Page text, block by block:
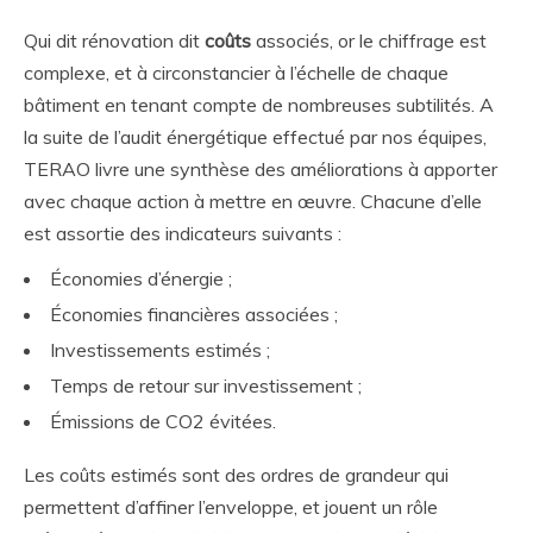
Qui dit rénovation dit coûts associés, or le chiffrage est
complexe, et à circonstancier à l’échelle de chaque
bâtiment en tenant compte de nombreuses subtilités. A
la suite de l’audit énergétique effectué par nos équipes,
TERAO livre une synthèse des améliorations à apporter
avec chaque action à mettre en œuvre. Chacune d’elle
est assortie des indicateurs suivants :
Économies d’énergie ;
Économies financières associées ;
Investissements estimés ;
Temps de retour sur investissement ;
Émissions de CO2 évitées.
Les coûts estimés sont des ordres de grandeur qui
permettent d’affiner l’enveloppe, et jouent un rôle